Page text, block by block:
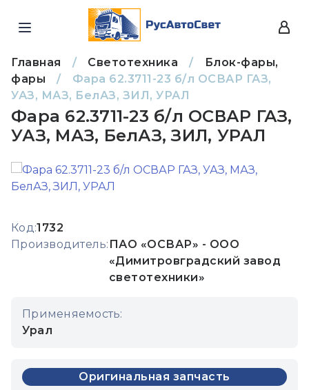
Главная / Светотехника /
Блок-фары,
фары
/
Фара 62.3711-23 б/л ОСВАР ГАЗ,
УАЗ, МАЗ, БелАЗ, ЗИЛ, УРАЛ
Фара 62.3711-23 б/л ОСВАР ГАЗ,
УАЗ, МАЗ, БелАЗ, ЗИЛ, УРАЛ
Код:1732
Производитель: ПАО «ОСВАР» - ООО
«Димитровградский завод
светотехники»
Применяемость:
Урал
Оригинальная запчасть